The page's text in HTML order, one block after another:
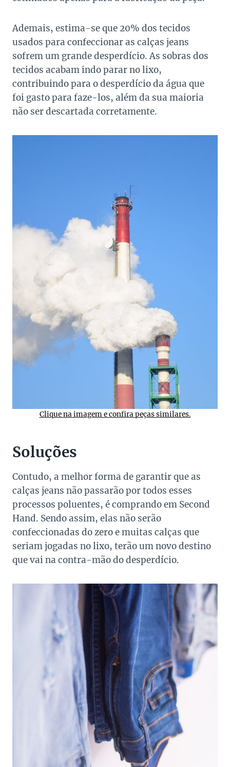
Ademais, estima-se que 20% dos tecidos
usados para confeccionar as calças jeans
sofrem um grande desperdício. As sobras dos
tecidos acabam indo parar no lixo,
contribuindo para o desperdício da água que
foi gasto para faze-los, além da sua maioria
não ser descartada corretamente.
Clique na imagem e confira peças similares.
Soluções
Contudo, a melhor forma de garantir que as
calças jeans não passarão por todos esses
processos poluentes, é comprando em Second
Hand. Sendo assim, elas não serão
confeccionadas do zero e muitas calças que
seriam jogadas no lixo, terão um novo destino
que vai na contra-mão do desperdício.